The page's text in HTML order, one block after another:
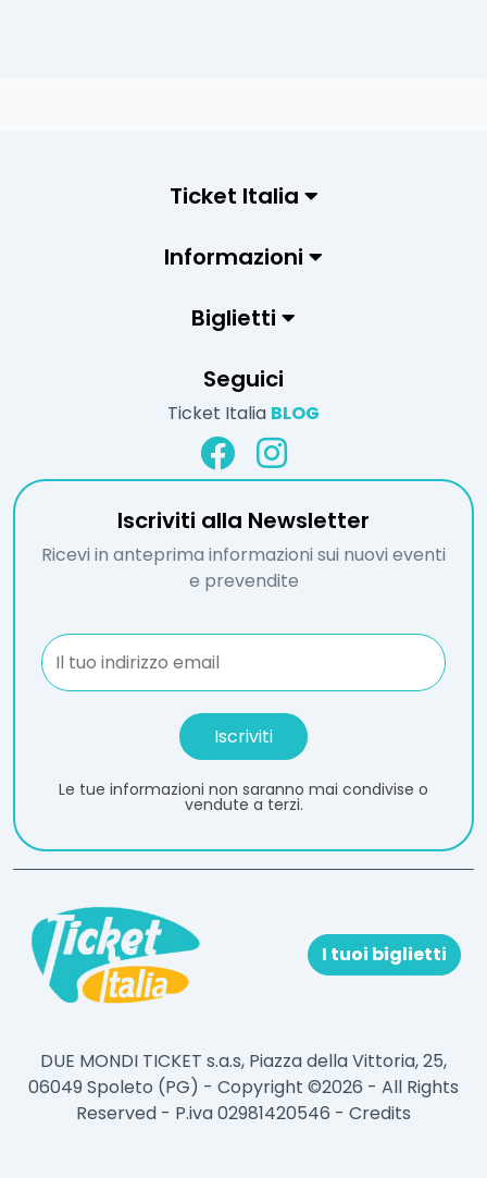
Ticket Italia
Informazioni
Biglietti
Seguici
Ticket Italia BLOG
Iscriviti alla Newsletter
Ricevi in anteprima informazioni sui nuovi eventi
e prevendite
Le tue informazioni non saranno mai condivise o
vendute a terzi.
I tuoi biglietti
DUE MONDI TICKET s.a.s, Piazza della Vittoria, 25,
06049 Spoleto (PG) - Copyright ©2026 - All Rights
Reserved - P.iva 02981420546 - Credits